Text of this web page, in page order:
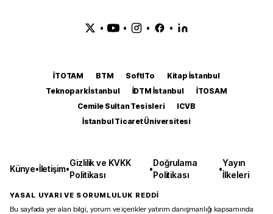
• • • •
İTOTAM BTM SoftITo
Kitap İstanbul
Teknopark İstanbul
İDTM İstanbul
İTOSAM
Cemile Sultan Tesisleri
ICVB
İstanbul Ticaret Üniversitesi
Künye•İletişim•
Gizlilik ve KVKK
Politikası
•
Doğrulama
Politikası
•
Yayın
İlkeleri
YASAL UYARI VE SORUMLULUK REDDİ
Bu sayfada yer alan bilgi, yorum ve içerikler yatırım danışmanlığı kapsamında